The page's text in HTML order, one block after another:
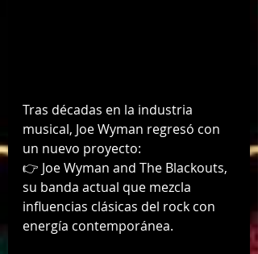
Tras décadas en la industria
musical, Joe Wyman regresó con
un nuevo proyecto:
👉 Joe Wyman and The Blackouts,
su banda actual que mezcla
influencias clásicas del rock con
energía contemporánea.